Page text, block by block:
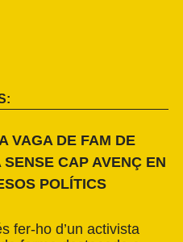
VAGA DE FAM DE
CAP AVENÇ EN
POLÍTICS
fer-ho d’un activista